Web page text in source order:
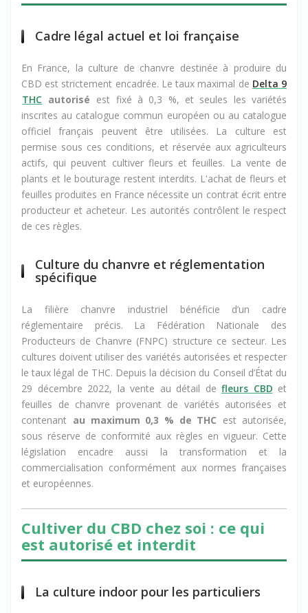
Cadre légal actuel et loi française
En France, la culture de chanvre destinée à produire du
CBD est strictement encadrée. Le taux maximal de Delta 9
THC autorisé est fixé à 0,3 %, et seules les variétés
inscrites au catalogue commun européen ou au catalogue
officiel français peuvent être utilisées. La culture est
permise sous ces conditions, et réservée aux agriculteurs
actifs, qui peuvent cultiver fleurs et feuilles. La vente de
plants et le bouturage restent interdits. L'achat de fleurs et
feuilles produites en France nécessite un contrat écrit entre
producteur et acheteur. Les autorités contrôlent le respect
de ces règles.
Culture du chanvre et réglementation
spécifique
La filière chanvre industriel bénéficie d’un cadre
réglementaire précis. La Fédération Nationale des
Producteurs de Chanvre (FNPC) structure ce secteur. Les
cultures doivent utiliser des variétés autorisées et respecter
le taux légal de THC. Depuis la décision du Conseil d’État du
29 décembre 2022, la vente au détail de fleurs CBD et
feuilles de chanvre provenant de variétés autorisées et
contenant au maximum 0,3 % de THC est autorisée,
sous réserve de conformité aux règles en vigueur. Cette
législation encadre aussi la transformation et la
commercialisation conformément aux normes françaises
et européennes.
Cultiver du CBD chez soi : ce qui
est autorisé et interdit
La culture indoor pour les particuliers